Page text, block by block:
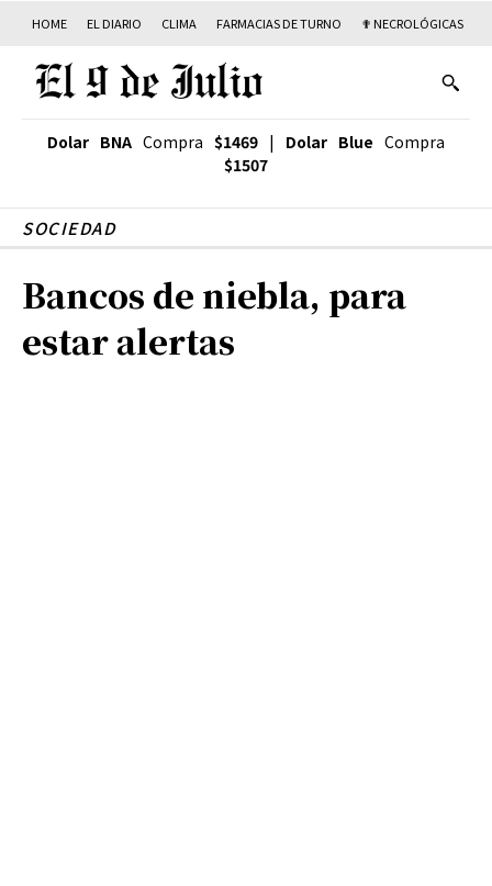
HOME EL DIARIO CLIMA FARMACIAS DE TURNO ✟ NECROLÓGICAS
Dolar BNA Compra $1469 | Dolar Blue Compra
$1507
SOCIEDAD
Bancos de niebla, para
estar alertas